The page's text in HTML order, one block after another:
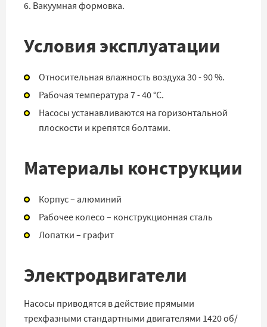
6. Вакуумная формовка.
Условия эксплуатации
Относительная влажность воздуха 30 - 90 %.
Рабочая температура 7 - 40 °C.
Насосы устанавливаются на горизонтальной
плоскости и крепятся болтами.
Материалы конструкции
Корпус – алюминий
Рабочее колесо – конструкционная сталь
Лопатки – графит
Электродвигатели
Насосы приводятся в действие прямыми
трехфазными стандартными двигателями 1420 об/